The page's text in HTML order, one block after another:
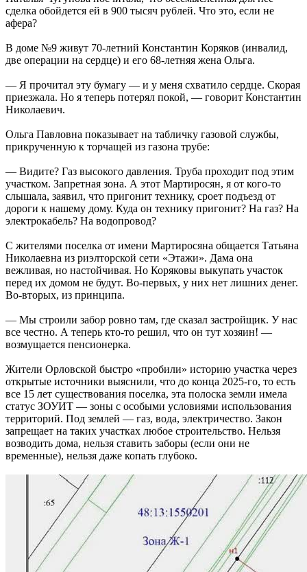
сделка обойдется ей в 900 тысяч рублей. Что это, если не
афера?
В доме №9 живут 70-летний Константин Коряков (инвалид,
две операции на сердце) и его 68-летняя жена Ольга.
— Я прочитал эту бумагу — и у меня схватило сердце. Скорая
приезжала. Но я теперь потерял покой, — говорит Константин
Николаевич.
Ольга Павловна показывает на табличку газовой службы,
прикрученную к торчащей из газона трубе:
— Видите? Газ высокого давления. Труба проходит под этим
участком. Запретная зона. А этот Мартиросян, я от кого-то
слышала, заявил, что пригонит технику, сроет подъезд от
дороги к нашему дому. Куда он технику пригонит? На газ? На
электрокабель? На водопровод?
С жителями поселка от имени Мартиросяна общается Татьяна
Николаевна из риэлторской сети «Этажи». Дама она
вежливая, но настойчивая. Но Коряковы выкупать участок
перед их домом не будут. Во-первых, у них нет лишних денег.
Во-вторых, из принципа.
— Мы строили забор ровно там, где сказал застройщик. У нас
все честно. А теперь кто-то решил, что он тут хозяин! —
возмущается пенсионерка.
Жители Орловской быстро «пробили» историю участка через
открытые источники выяснили, что до конца 2025-го, то есть
все 15 лет существования поселка, эта полоска земли имела
статус ЗОУИТ — зоны с особыми условиями использования
территорий. Под землей — газ, вода, электричество. Закон
запрещает на таких участках любое строительство. Нельзя
возводить дома, нельзя ставить заборы (если они не
временные), нельзя даже копать глубоко.